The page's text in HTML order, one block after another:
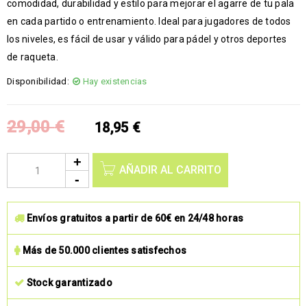
comodidad, durabilidad y estilo para mejorar el agarre de tu pala
en cada partido o entrenamiento. Ideal para jugadores de todos
los niveles, es fácil de usar y válido para pádel y otros deportes
de raqueta.
Disponibilidad: Hay existencias
29,00€ 18,95 €
AÑADIR AL CARRITO
Envíos gratuitos a partir de 60€ en 24/48 horas
Más de 50.000 clientes satisfechos
Stock garantizado